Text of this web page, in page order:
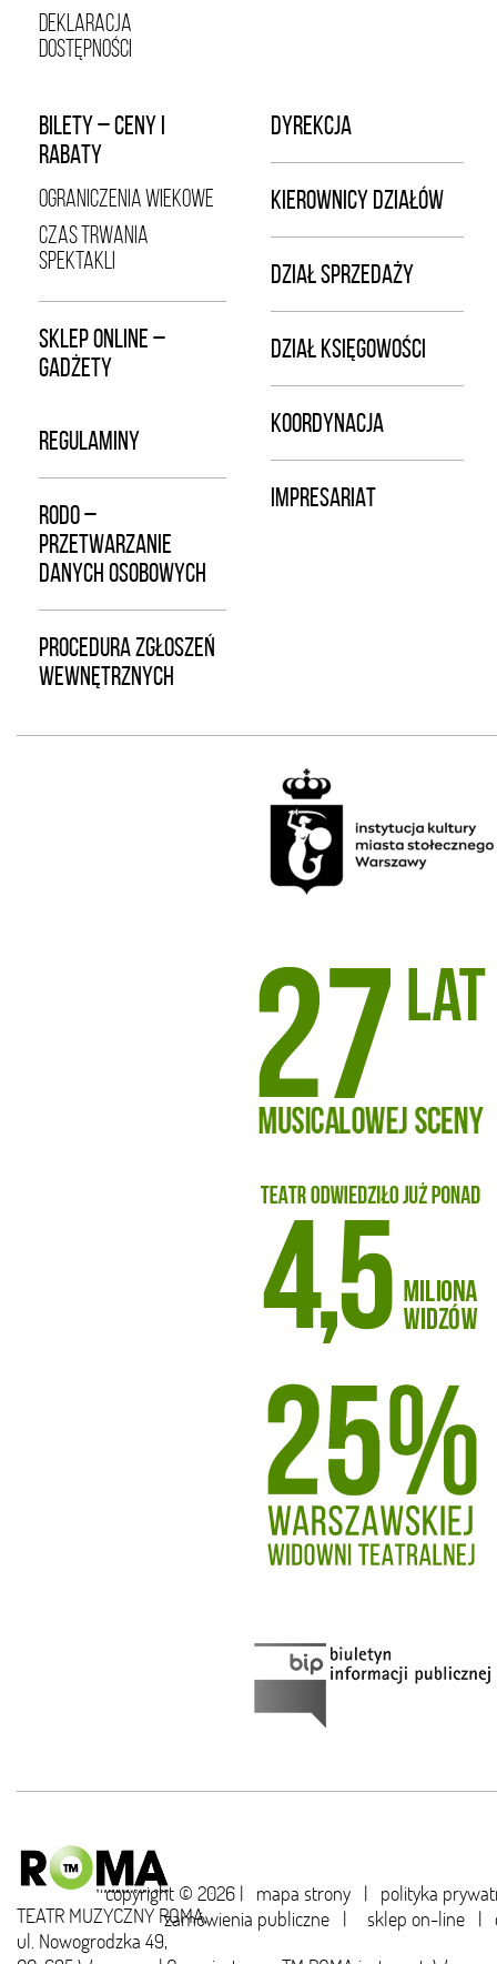
DEKLARACJA
DOSTĘPNOŚCI
BILETY – CENY I
RABATY
OGRANICZENIA WIEKOWE
CZAS TRWANIA
SPEKTAKLI
SKLEP ONLINE –
GADŻETY
REGULAMINY
RODO –
PRZETWARZANIE
DANYCH OSOBOWYCH
PROCEDURA ZGŁOSZEŃ
WEWNĘTRZNYCH
DYREKCJA
KIEROWNICY DZIAŁÓW
DZIAŁ SPRZEDAŻY
DZIAŁ KSIĘGOWOŚCI
KOORDYNACJA
IMPRESARIAT
copyright © 2026 | mapa strony | polityka
zamówienia publiczne | sklep on-line |
TEATR MUZYCZNY ROMA,
ul. Nowogrodzka 49,